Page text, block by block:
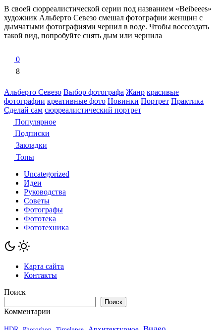
В своей сюрреалистической серии под названием «Beibeees»
художник Альберто Севезо смешал фотографии женщин с
дымчатыми фотографиями чернил в воде. Чтобы воссоздать
такой вид, попробуйте снять дым или чернила
0
8
Альберто Севезо Выбор фотографа Жанр красивые
фотографии креативные фото Новинки Портрет Практика
Сделай сам сюрреалистический портрет
Популярное
Подписки
Закладки
Топы
Uncategorized
Идеи
Руководства
Советы
Фотографы
Фототека
Фототехника
Карта сайта
Контакты
Поиск
Поиск
Комментарии